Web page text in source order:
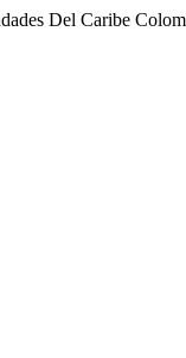
Del Caribe